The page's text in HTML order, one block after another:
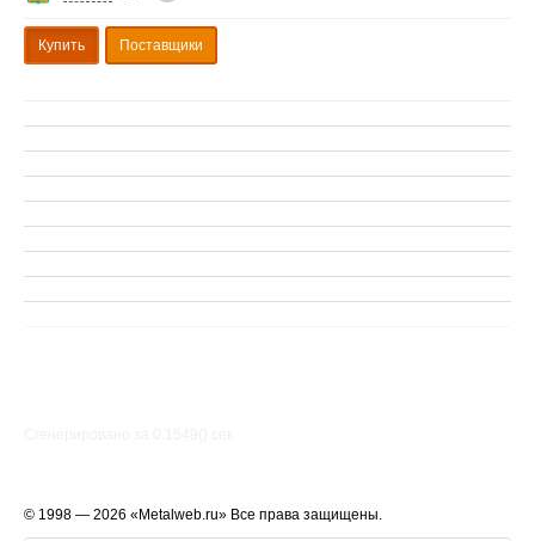
Купить Поставщики
© 1998 — 2026 «Metalweb.ru» Все права защищены.